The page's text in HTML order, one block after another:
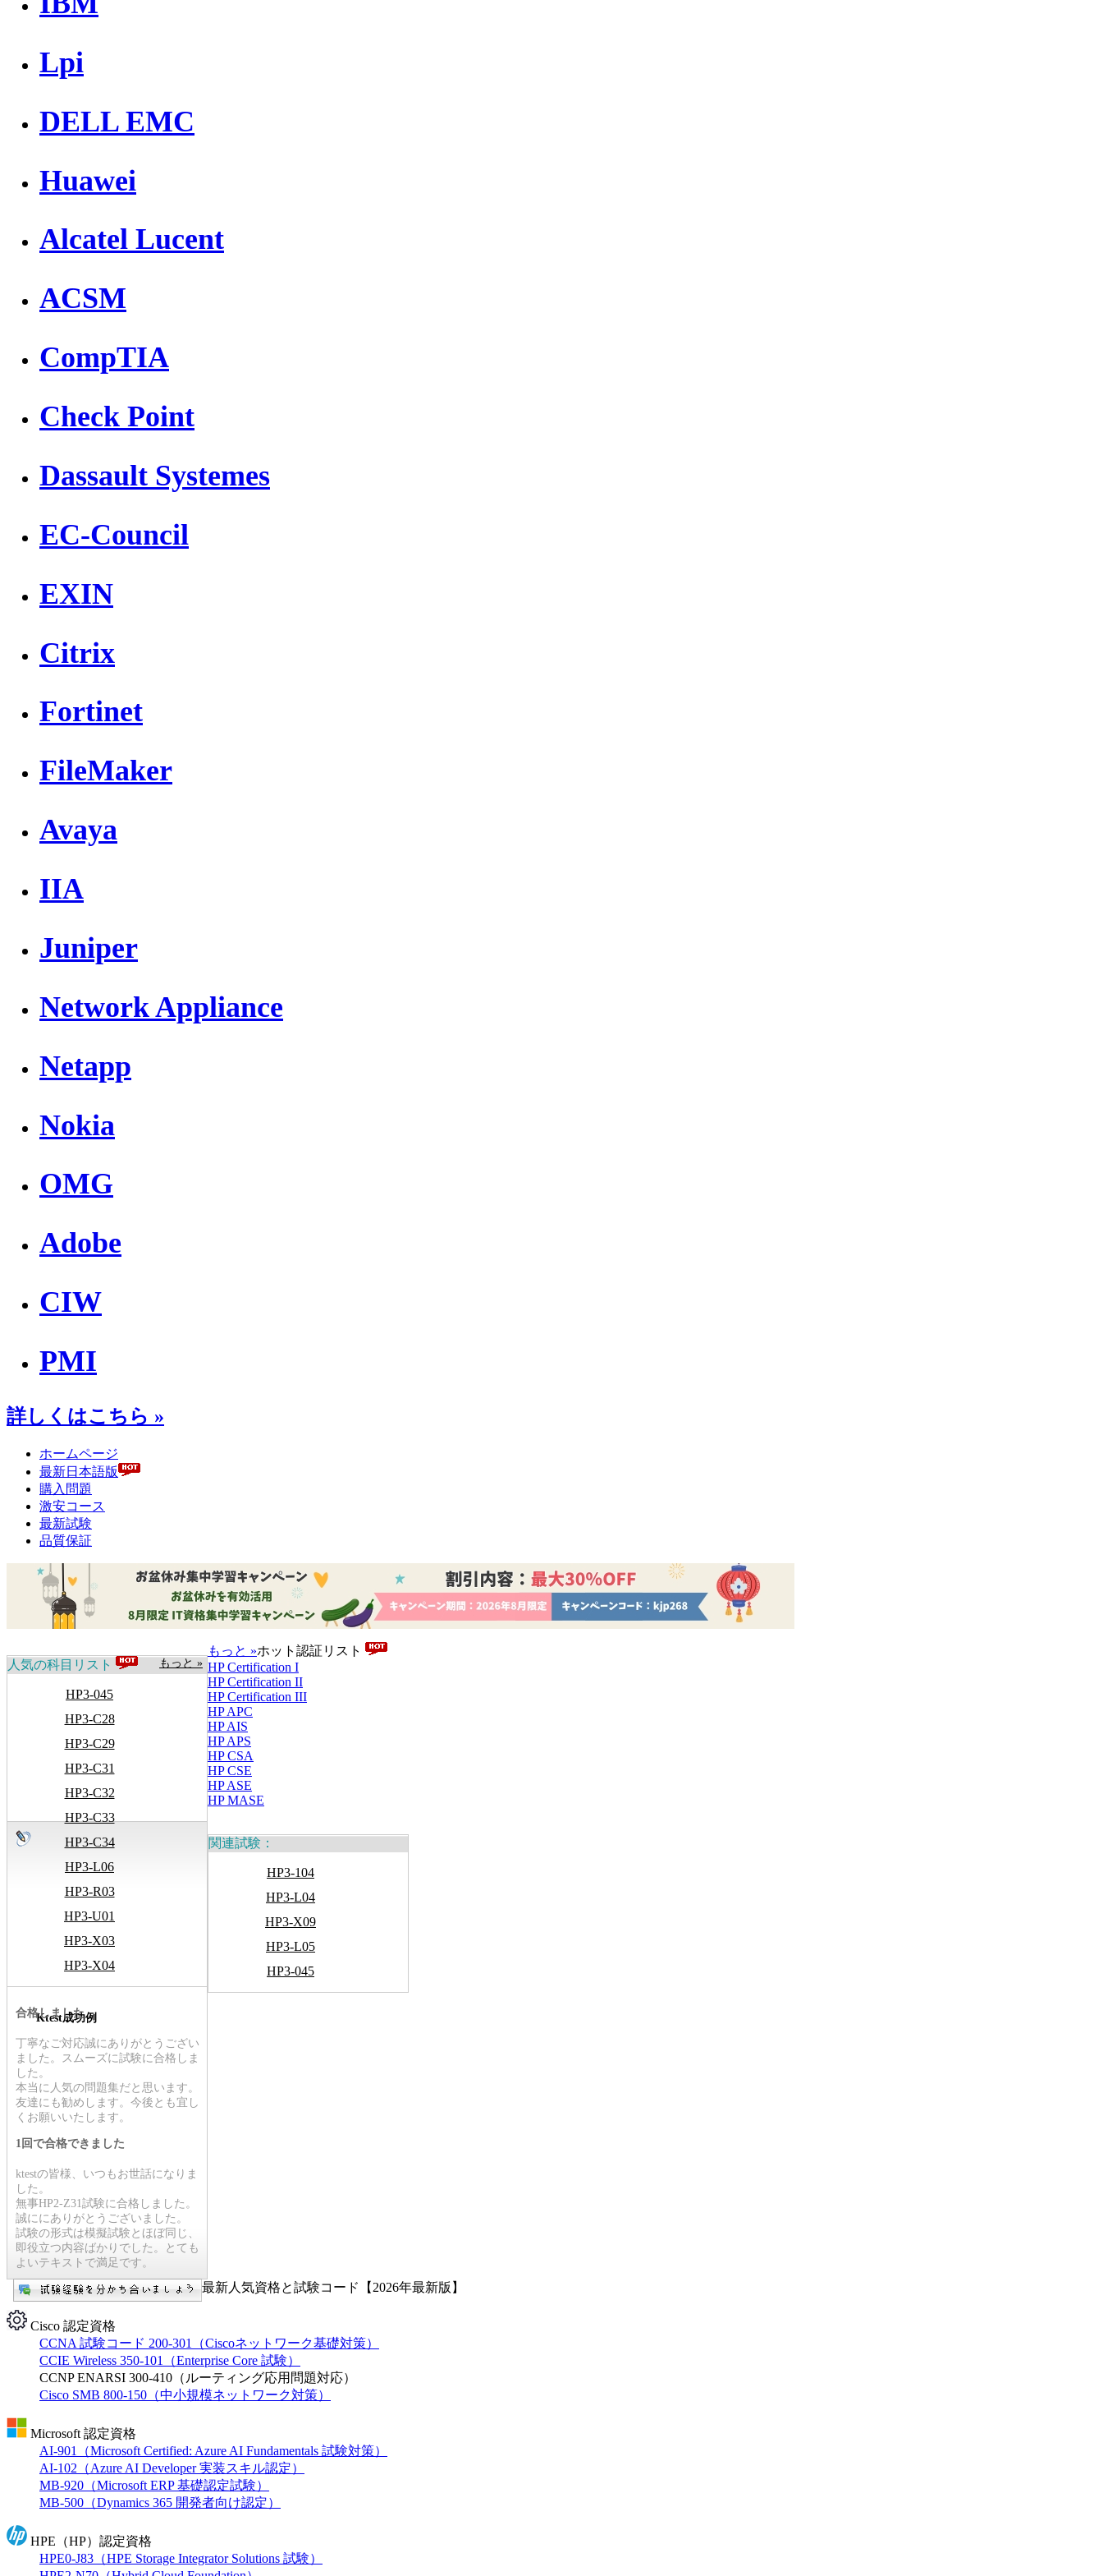
Lpi
DELL EMC
Huawei
Alcatel Lucent
ACSM
CompTIA
Check Point
Dassault Systemes
EC-Council
EXIN
Citrix
Fortinet
FileMaker
Avaya
IIA
Juniper
Network Appliance
Netapp
Nokia
OMG
Adobe
CIW
PMI
詳しくはこちら »
ホームページ
最新日本語版
購入問題
激安コース
最新試験
品質保証
もっと »
人気の科目リスト
HP3-045
HP3-C28
HP3-C29
HP3-C31
HP3-C32
HP3-C33
HP3-C34
HP3-L06
HP3-R03
HP3-U01
HP3-X03
HP3-X04
もっと »ホット認証リスト
HP Certification I
HP Certification II
HP Certification III
HP APC
HP AIS
HP APS
HP CSA
HP CSE
HP ASE
HP MASE
関連試験：
HP3-104
HP3-L04
HP3-X09
HP3-L05
HP3-045
Ktest成功例
合格しました
丁寧なご対応誠にありがとうござい
ました。スムーズに試験に合格しま
した。
本当に人気の問題集だと思います。
友達にも勧めします。今後とも宜し
くお願いいたします。
1回で合格できました
ktestの皆様、いつもお世話になりま
した。
無事HP2-Z31試験に合格しました。
誠ににありがとうございました。
試験の形式は模擬試験とほぼ同じ、
即役立つ内容ばかりでした。とても
よいテキストで満足です。
最新人気資格と試験コード【2026年最新版】
Cisco 認定資格
CCNA 試験コード 200-301（Ciscoネットワーク基礎対策）
CCIE Wireless 350-101（Enterprise Core 試験）
CCNP ENARSI 300-410（ルーティング応用問題対応）
Cisco SMB 800-150（中小規模ネットワーク対策）
Microsoft 認定資格
AI-901（Microsoft Certified: Azure AI Fundamentals 試験対策）
AI-102（Azure AI Developer 実装スキル認定）
MB-920（Microsoft ERP 基礎認定試験）
MB-500（Dynamics 365 開発者向け認定）
HPE（HP）認定資格
HPE0-J83（HPE Storage Integrator Solutions 試験）